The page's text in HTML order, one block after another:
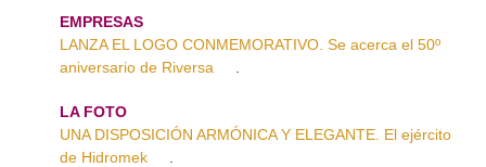
EMPRESAS
LANZA EL LOGO CONMEMORATIVO. Se acerca el 50º
aniversario de Riversa
LA FOTO
UNA DISPOSICIÓN ARMÓNICA Y ELEGANTE. El ejército
de Hidromek